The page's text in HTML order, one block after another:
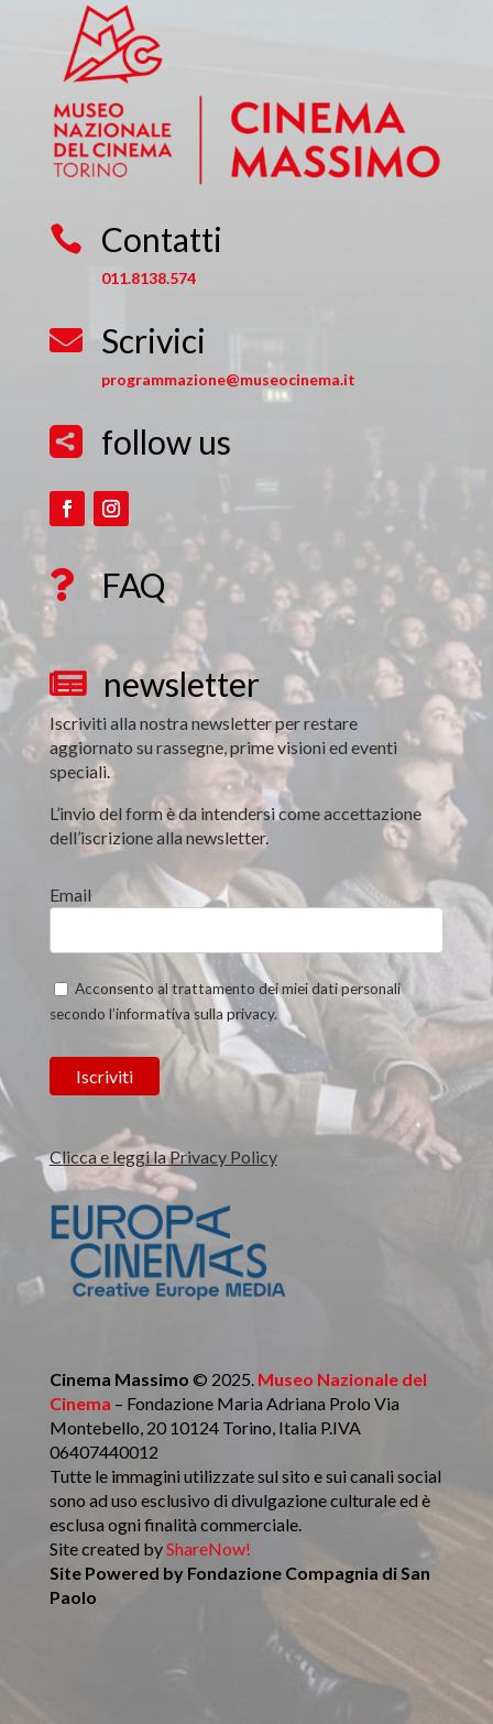
 Contatti
011.8138.574
 Scrivici
programmazione@museocinema.it
 follow us
 FAQ
 newsletter
Iscriviti alla nostra newsletter per restare
aggiornato su rassegne, prime visioni ed eventi
speciali.
L’invio del form è da intendersi come accettazione
dell’iscrizione alla newsletter.
Email
Acconsento al trattamento dei miei dati personali
secondo l’informativa sulla privacy.
Clicca e leggi la Privacy Policy
Cinema Massimo © 2025. Museo Nazionale del
Cinema – Fondazione Maria Adriana Prolo Via
Montebello, 20 10124 Torino, Italia P.IVA
06407440012
Tutte le immagini utilizzate sul sito e sui canali social
sono ad uso esclusivo di divulgazione culturale ed è
esclusa ogni finalità commerciale.
Site created byShareNow!
Site Powered by Fondazione Compagnia di San
Paolo